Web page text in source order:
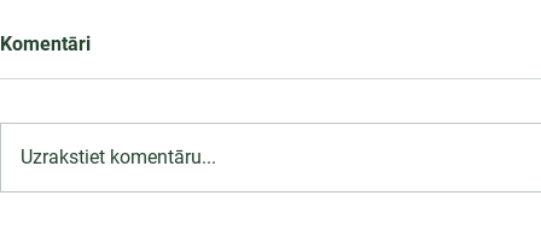
Komentāri
Uzrakstiet komentāru...